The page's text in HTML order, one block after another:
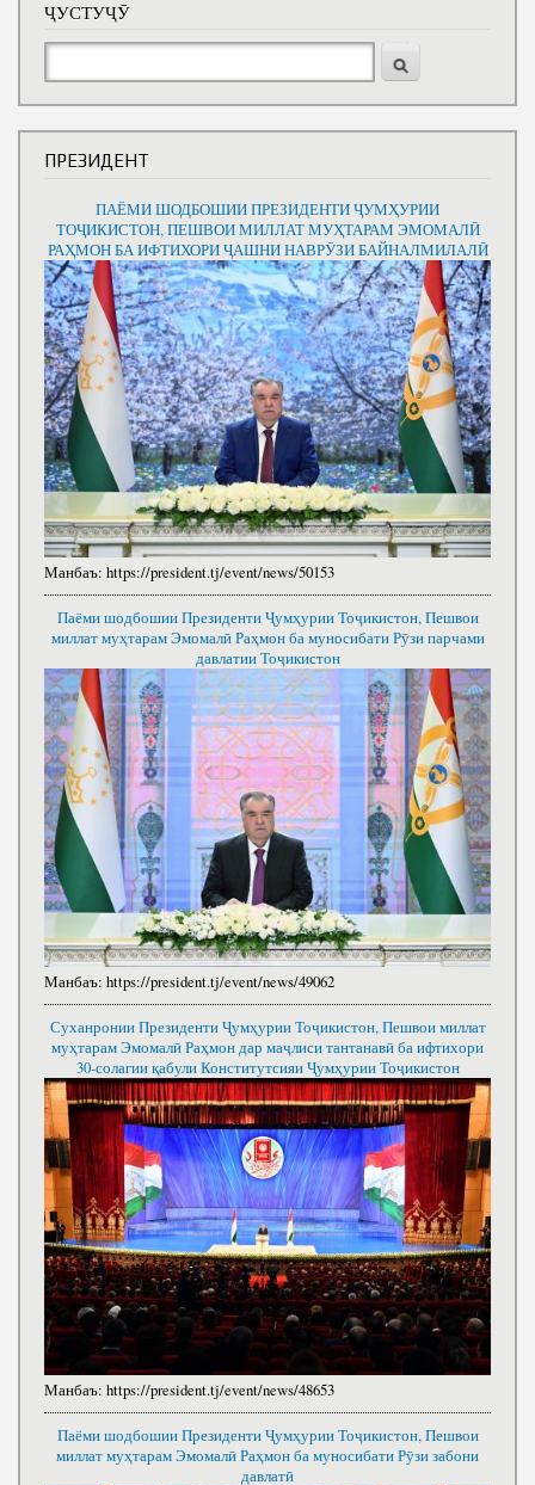
ҶУСТУҶӮ
Ҷустуҷӯ
ПРЕЗИДЕНТ
ПАЁМИ ШОДБОШИИ ПРЕЗИДЕНТИ ҶУМҲУРИИ
ТОҶИКИСТОН, ПЕШВОИ МИЛЛАТ МУҲТАРАМ ЭМОМАЛӢ
РАҲМОН БА ИФТИХОРИ ҶАШНИ НАВРӮЗИ БАЙНАЛМИЛАЛӢ
Манбаъ: https://president.tj/event/news/50153
Паёми шодбошии Президенти Ҷумҳурии Тоҷикистон, Пешвои
миллат муҳтарам Эмомалӣ Раҳмон ба муносибати Рӯзи парчами
давлатии Тоҷикистон
Манбаъ: https://president.tj/event/news/49062
Суханронии Президенти Ҷумҳурии Тоҷикистон, Пешвои миллат
муҳтарам Эмомалӣ Раҳмон дар маҷлиси тантанавӣ ба ифтихори
30-солагии қабули Конститутсияи Ҷумҳурии Тоҷикистон
Манбаъ: https://president.tj/event/news/48653
Паёми шодбошии Президенти Ҷумҳурии Тоҷикистон, Пешвои
миллат муҳтарам Эмомалӣ Раҳмон ба муносибати Рӯзи забони
давлатӣ